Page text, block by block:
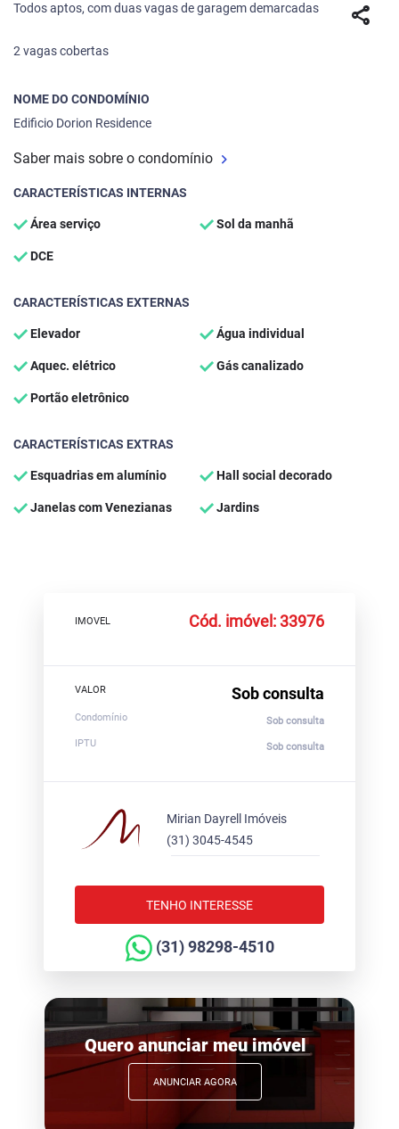
share
Todos aptos, com duas vagas de garagem demarcadas
2 vagas cobertas
NOME DO CONDOMÍNIO
Edificio Dorion Residence
Saber mais sobre o condomínio
CARACTERÍSTICAS INTERNAS
Área serviço Sol da manhã
DCE
CARACTERÍSTICAS EXTERNAS
Elevador Água individual
Aquec. elétrico Gás canalizado
Portão eletrônico
CARACTERÍSTICAS EXTRAS
Esquadrias em alumínio Hall social decorado
Janelas com Venezianas Jardins
IMOVEL Cód. imóvel: 33976
VALOR Sob consulta
Condomínio
Sob consulta
IPTU
Sob consulta
Mirian Dayrell Imóveis
(31) 3045-4545
TENHO INTERESSE
(31) 98298-4510
Quero anunciar meu imóvel
ANUNCIAR AGORA